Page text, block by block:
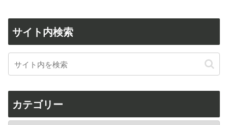
サイト内検索
カテゴリー